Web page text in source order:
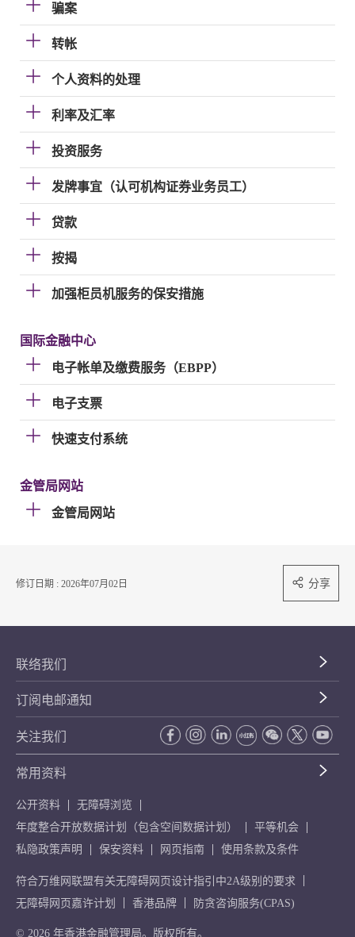
骗案
转帐
个人资料的处理
利率及汇率
投资服务
发牌事宜（认可机构证券业务员工）
贷款
按揭
加强柜员机服务的保安措施
国际金融中心
电子帐单及缴费服务（EBPP）
电子支票
快速支付系统
金管局网站
金管局网站
修订日期 : 2026年07月02日 分享
联络我们
订阅电邮通知
关注我们
常用资料
公开资料
无障碍浏览
年度整合开放数据计划（包含空间数据计划）
平等机会
私隐政策声明
保安资料 网页指南 使用条款及条件
符合万维网联盟有关无障碍网页设计指引中2A级别的要求
无障碍网页嘉许计划
香港品牌 防贪咨询服务(CPAS)
© 2026 年香港金融管理局。版权所有。